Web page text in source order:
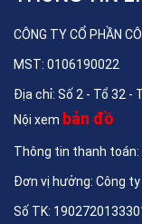
CÔNG TY CỔ PHẦN
MST: 0106190022
Địa chỉ: Số 2 - Tổ 32 -
Nội xem bản đồ
Thông tin thanh toán:
Đơn vị hưởng: Công
Số TK: